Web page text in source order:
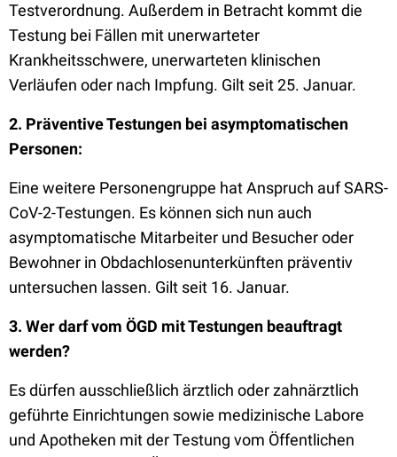
Testverordnung. Außerdem in Betracht kommt die
Testung bei Fällen mit unerwarteter
Krankheitsschwere, unerwarteten klinischen
Verläufen oder nach Impfung. Gilt seit 25. Januar.
2. Präventive Testungen bei asymptomatischen
Personen:
Eine weitere Personengruppe hat Anspruch auf SARS-
CoV-2-Testungen. Es können sich nun auch
asymptomatische Mitarbeiter und Besucher oder
Bewohner in Obdachlosenunter­künf­ten präventiv
untersuchen lassen. Gilt seit 16. Januar.
3. Wer darf vom ÖGD mit Testungen beauftragt
werden?
Es dürfen ausschließlich ärztlich oder zahnärztlich
geführte Einrichtungen sowie medizinische Labore
und Apotheken mit der Testung vom Öffentlichen